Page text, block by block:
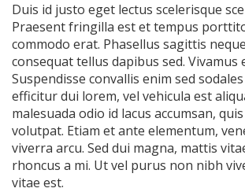
Duis id justo eget lectus scelerisque
Praesent fringilla est et tempus
commodo erat. Phasellus sagittis
consequat tellus dapibus sed. Vivamus
Suspendisse convallis enim sed
efficitur dui lorem, vel vehicula est
malesuada odio id lacus accumsan,
volutpat. Etiam et ante elementum,
viverra arcu. Sed dui magna, mattis
rhoncus a mi. Ut vel purus non nibh
vitae est.